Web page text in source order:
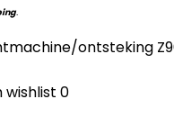
.
ontsteking
wishlist 0